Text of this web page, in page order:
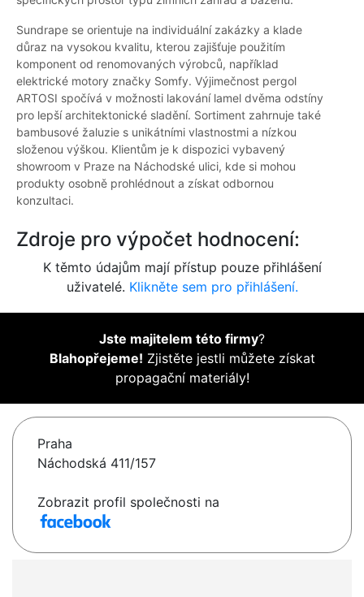
Sundrape se orientuje na individuální zakázky a klade
důraz na vysokou kvalitu, kterou zajišťuje použitím
komponent od renomovaných výrobců, například
elektrické motory značky Somfy. Výjimečnost pergol
ARTOSI spočívá v možnosti lakování lamel dvěma odstíny
pro lepší architektonické sladění. Sortiment zahrnuje také
bambusové žaluzie s unikátními vlastnostmi a nízkou
složenou výškou. Klientům je k dispozici vybavený
showroom v Praze na Náchodské ulici, kde si mohou
produkty osobně prohlédnout a získat odbornou
konzultaci.
Zdroje pro výpočet hodnocení:
K těmto údajům mají přístup pouze přihlášení
uživatelé. Klikněte sem pro přihlášení.
Jste majitelem této firmy?
Blahopřejeme! Zjistěte jestli můžete získat
propagační materiály!
Praha
Náchodská 411/157
Zobrazit profil společnosti na